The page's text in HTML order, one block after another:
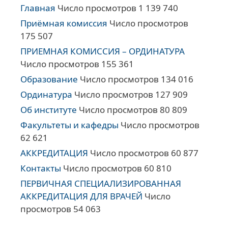
Главная Число просмотров 1 139 740
Приёмная комиссия Число просмотров
175 507
ПРИЕМНАЯ КОМИССИЯ – ОРДИНАТУРА
Число просмотров 155 361
Образование Число просмотров 134 016
Ординатура Число просмотров 127 909
Об институте Число просмотров 80 809
Факультеты и кафедры Число просмотров
62 621
АККРЕДИТАЦИЯ Число просмотров 60 877
Контакты Число просмотров 60 810
ПЕРВИЧНАЯ СПЕЦИАЛИЗИРОВАННАЯ
АККРЕДИТАЦИЯ ДЛЯ ВРАЧЕЙ Число
просмотров 54 063